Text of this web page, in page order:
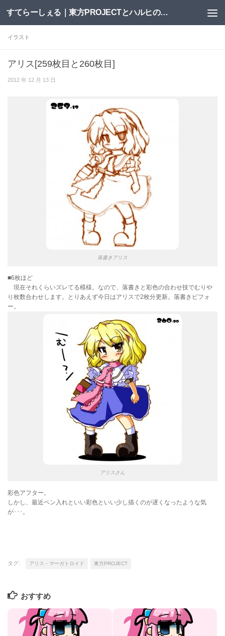
コンテンツへスキップ すてらーしぇる｜東方PROJECTとハルヒの二次創作サイト
イラスト
アリス[259枚目と260枚目]
2012 年 12 月 13 日
落書きアリス
■6枚ほど
現在それくらいズレてる模様。なので、落書きと彩色の合わせ技でむりや
り枚数合わせします。とりあえず今日はアリスで2枚分更新。落書きビフォ
ー。
アリスさん
彩色アフター。
しかし、最近ペン入れといい彩色といい少し描くのが遅くなったような気
が･･･。
タグ: アリス・マーガトロイド 東方PROJECT
おすすめ